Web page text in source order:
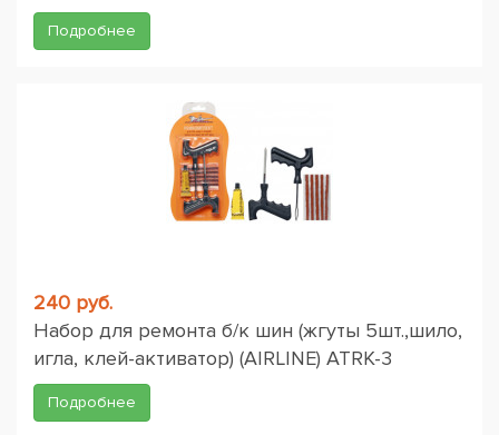
Подробнее
240 руб.
Набор для ремонта б/к шин (жгуты 5шт.,шило,
игла, клей-активатор) (AIRLINE) ATRK-3
Подробнее